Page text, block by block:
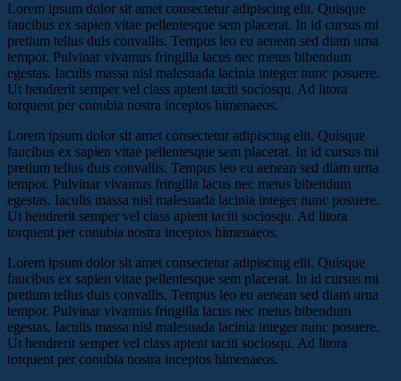
Lorem ipsum dolor sit amet consectetur adipiscing elit. Quisque
faucibus ex sapien vitae pellentesque sem placerat. In id cursus mi
pretium tellus duis convallis. Tempus leo eu aenean sed diam urna
tempor. Pulvinar vivamus fringilla lacus nec metus bibendum
egestas. Iaculis massa nisl malesuada lacinia integer nunc posuere.
Ut hendrerit semper vel class aptent taciti sociosqu. Ad litora
torquent per conubia nostra inceptos himenaeos.
Lorem ipsum dolor sit amet consectetur adipiscing elit. Quisque
faucibus ex sapien vitae pellentesque sem placerat. In id cursus mi
pretium tellus duis convallis. Tempus leo eu aenean sed diam urna
tempor. Pulvinar vivamus fringilla lacus nec metus bibendum
egestas. Iaculis massa nisl malesuada lacinia integer nunc posuere.
Ut hendrerit semper vel class aptent taciti sociosqu. Ad litora
torquent per conubia nostra inceptos himenaeos.
Lorem ipsum dolor sit amet consectetur adipiscing elit. Quisque
faucibus ex sapien vitae pellentesque sem placerat. In id cursus mi
pretium tellus duis convallis. Tempus leo eu aenean sed diam urna
tempor. Pulvinar vivamus fringilla lacus nec metus bibendum
egestas. Iaculis massa nisl malesuada lacinia integer nunc posuere.
Ut hendrerit semper vel class aptent taciti sociosqu. Ad litora
torquent per conubia nostra inceptos himenaeos.